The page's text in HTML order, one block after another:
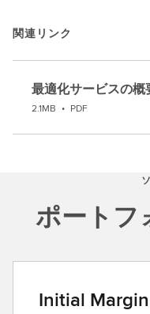
関連リンク
最適化サービスの
2.1MB • PDF
ポートフ
Initial